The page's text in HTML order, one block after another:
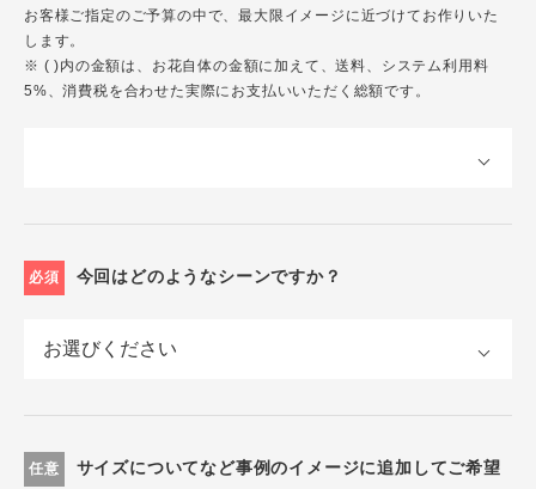
お客様ご指定のご予算の中で、最大限イメージに近づけてお作りいた
します。
※ ( )内の金額は、お花自体の金額に加えて、送料、システム利用料
5%、消費税を合わせた実際にお支払いいただく総額です。
必須 今回はどのようなシーンですか？
任意
サイズについてなど事例のイメージに追加してご希望